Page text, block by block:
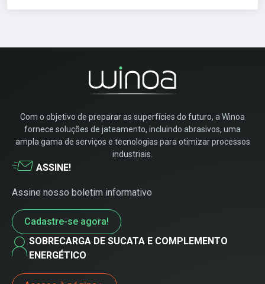
Com o objetivo de preparar as superfícies do futuro, a Winoa
fornece soluções de jateamento, incluindo abrasivos, uma
ampla gama de serviços e tecnologias para otimizar processos
industriais.
ASSINE!
Assine nosso boletim informativo
Cadastre-se agora!
SOBRECARGA DE SUCATA E COMPLEMENTO
ENERGÉTICO